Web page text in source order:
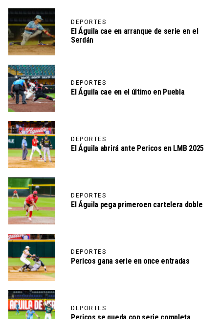
DEPORTES
El Águila cae en arranque de serie en el
Serdán
DEPORTES
El Águila cae en el último en Puebla
DEPORTES
El Águila abrirá ante Pericos en LMB 2025
DEPORTES
El Águila pega primeroen cartelera doble
DEPORTES
Pericos gana serie en once entradas
DEPORTES